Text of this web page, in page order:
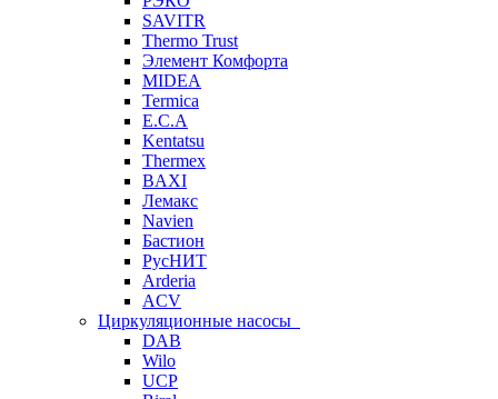
SAVITR
Thermo Trust
Элемент Комфорта
MIDEA
Termica
E.C.A
Kentatsu
Thermex
BAXI
Лемакс
Navien
Бастион
РусНИТ
Arderia
ACV
Циркуляционные насосы
DAB
Wilo
UCP